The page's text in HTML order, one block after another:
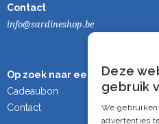
Contact
info@sardineshop.be
Op zoek naar een cadeau?
Cadeaubon
Contact
Deze
gebruik
We gebruiken
advertenties